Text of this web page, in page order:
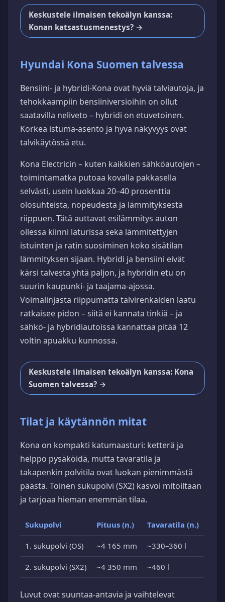
Keskustele ilmaisen tekoälyn kanssa:
Konan katsastusmenestys? →
Hyundai Kona Suomen talvessa
Bensiini- ja hybridi-Kona ovat hyviä talviautoja, ja
tehokkaampiin bensiiniversioihin on ollut
saatavilla neliveto – hybridi on etuvetoinen.
Korkea istuma-asento ja hyvä näkyvyys ovat
talvikäytössä etu.
Kona Electricin – kuten kaikkien sähköautojen –
toimintamatka putoaa kovalla pakkasella
selvästi, usein luokkaa 20–40 prosenttia
olosuhteista, nopeudesta ja lämmityksestä
riippuen. Tätä auttavat esilämmitys auton
ollessa kiinni laturissa sekä lämmitettyjen
istuinten ja ratin suosiminen koko sisätilan
lämmityksen sijaan. Hybridi ja bensiini eivät
kärsi talvesta yhtä paljon, ja hybridin etu on
suurin kaupunki- ja taajama-ajossa.
Voimalinjasta riippumatta talvirenkaiden laatu
ratkaisee pidon – siitä ei kannata tinkiä – ja
sähkö- ja hybridiautoissa kannattaa pitää 12
voltin apuakku kunnossa.
Keskustele ilmaisen tekoälyn kanssa: Kona
Suomen talvessa? →
Tilat ja käytännön mitat
Kona on kompakti katumaasturi: ketterä ja
helppo pysäköidä, mutta tavaratila ja
takapenkin polvitila ovat luokan pienimmästä
päästä. Toinen sukupolvi (SX2) kasvoi mitoiltaan
ja tarjoaa hieman enemmän tilaa.
Sukupolvi Pituus (n.) Tavaratila (n.)
1. sukupolvi (OS) ~4 165 mm ~330–360 l
2. sukupolvi (SX2) ~4 350 mm ~460 l
Luvut ovat suuntaa-antavia ja vaihtelevat